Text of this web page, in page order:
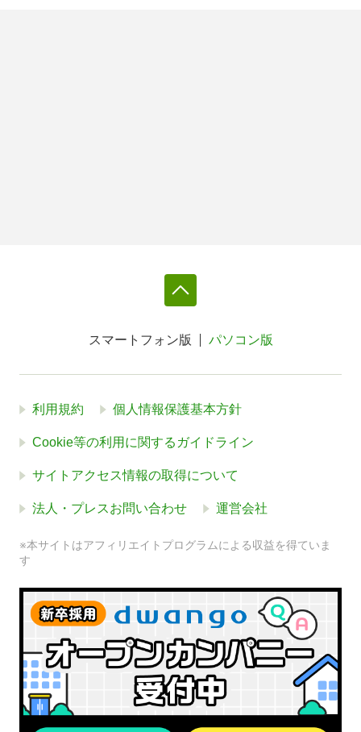
スマートフォン版 パソコン版
利用規約 個人情報保護基本方針
Cookie等の利用に関するガイドライン
サイトアクセス情報の取得について
法人・プレスお問い合わせ 運営会社
※本サイトはアフィリエイトプログラムによる収益を得ていま
す